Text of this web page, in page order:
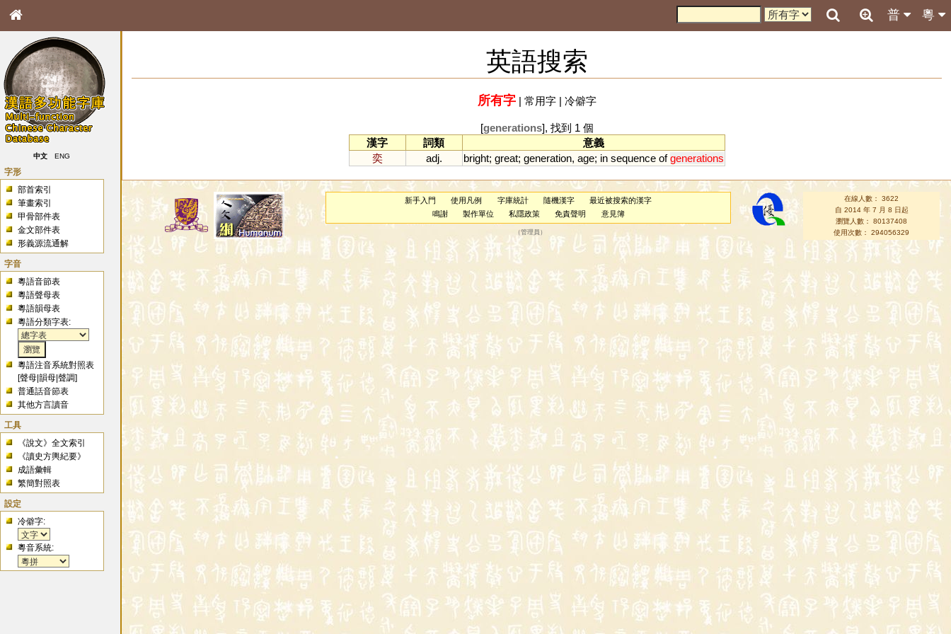
粵
普
中文 ENG
字形
部首索引
筆畫索引
甲骨部件表
金文部件表
形義源流通解
字音
粵語音節表
粵語聲母表
粵語韻母表
粵語分類字表:
粵語注音系統對照表
[聲母 |韻母 |聲調]
普通話音節表
其他方言讀音
工具
《說文》全文索引
《讀史方輿紀要》
成語彙輯
繁簡對照表
設定
冷僻字:
粵音系統:
英語搜索
所有字| 常用字| 冷僻字
[generations], 找到 1 個
漢字
詞類
意義
奕
adj. bright; great; generation, age; in sequence of generations
新手入門 使用凡例 字庫統計 隨機漢字
最近被搜索的漢字
鳴謝
製作單位 私隱政策 免責聲明 意見簿
（管理員 ）
在線人數： 3622
自 2014 年 7 月 8 日起
瀏覽人數： 80137408
使用次數： 294056329